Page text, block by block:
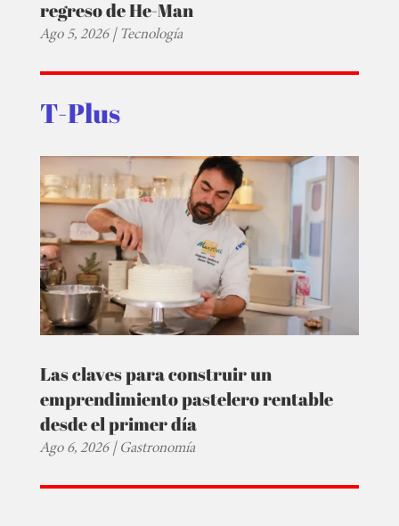
regreso de He-Man
Ago 5, 2026|Tecnología
T-Plus
Las claves para construir un
emprendimiento pastelero rentable
desde el primer día
Ago 6, 2026|Gastronomía